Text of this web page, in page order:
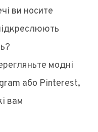
ви носите
модні
або Pinterest,
вам